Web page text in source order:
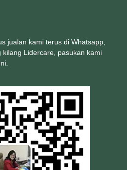
jualan kami terus di Whatsapp,
Lidercare, pasukan kami